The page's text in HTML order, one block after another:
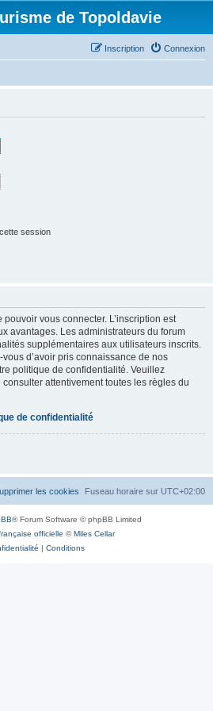
de Topoldavie
Connexion
Inscription
session
vous connecter. L’inscription est
avantages. Les administrateurs du forum
supplémentaires aux utilisateurs inscrits.
d’avoir pris connaissance de nos
politique de confidentialité. Veuillez
attentivement toutes les règles du
de confidentialité
Fuseau horaire sur UTC+02:00
les cookies
® Forum Software © phpBB Limited
officielle ©Miles Cellar
| Conditions